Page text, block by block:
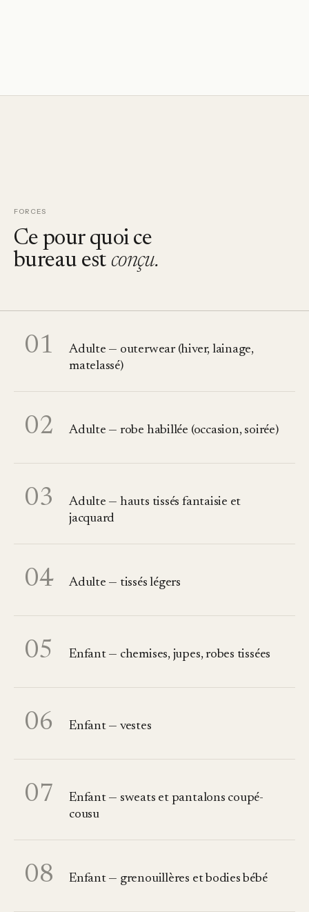
FORCES
Ce pour quoi ce
bureau est conçu.
01
Adulte — outerwear (hiver, lainage,
matelassé)
02 Adulte — robe habillée (occasion, soirée)
03
Adulte — hauts tissés fantaisie et
jacquard
04 Adulte — tissés légers
05 Enfant — chemises, jupes, robes tissées
06 Enfant — vestes
07
Enfant — sweats et pantalons coupé-
cousu
08 Enfant — grenouillères et bodies bébé